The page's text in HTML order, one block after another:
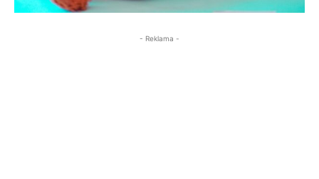
- Reklama -